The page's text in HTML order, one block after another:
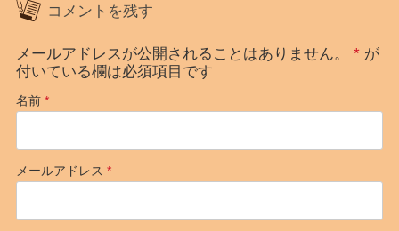
コメントを残す
メールアドレスが公開されることはありません。 *が
付いている欄は必須項目です
名前 *
メールアドレス *